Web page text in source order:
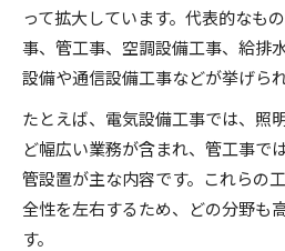
って拡大しています。代表的なも
事、管工事、空調設備工事、給排
設備や通信設備工事などが挙げられ
たとえば、電気設備工事では、照
ど幅広い業務が含まれ、管工事で
管設置が主な内容です。これらの
全性を左右するため、どの分野も
す。